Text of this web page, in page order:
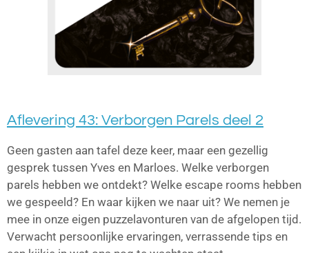
Aflevering 43: Verborgen Parels deel 2
Geen gasten aan tafel deze keer, maar een gezellig
gesprek tussen Yves en Marloes. Welke verborgen
parels hebben we ontdekt? Welke escape rooms hebben
we gespeeld? En waar kijken we naar uit? We nemen je
mee in onze eigen puzzelavonturen van de afgelopen tijd.
Verwacht persoonlijke ervaringen, verrassende tips en